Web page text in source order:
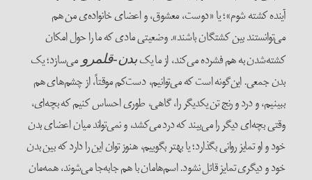
آینده کشته شوم»؛ یا «دوست، معشوق، و اعضای خانواده‌ی من هم
می‌توانستند بین کشتگان باشند». وضعیتی مادی که ما را حول امکان
کشته‌شدن به هم فشرده می‌کند، از ما یکبدن-قلمرو می‌سازد؛ یک
بدن جمعی. این‌گونه است که می‌توانیم، دست‌کم موقتاً، از چشم‌های هم
ببینیم، و درد و رنج تن یکدیگر را، گاهی، طوری احساس کنیم که بچه‌ای،
وقتی بچه‌ای دیگر را می‌بیند که درد می‌کشد، و نمی‌تواند میان اعضای بدن
خود و او تمایز روانی بگذارد؛ یا بهتر بگوییم، هنوز توان این را دارد که بین بدن
خود و دیگری تمایز قائل نشود. اسم‌هامان با هم جابه‌جا می‌شوند، همه‌مان